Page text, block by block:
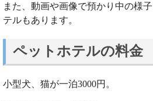
また、動画や画像で預かり中の様
テルもあります。
ペットホテルの料金
小型犬、猫が一泊3000円。